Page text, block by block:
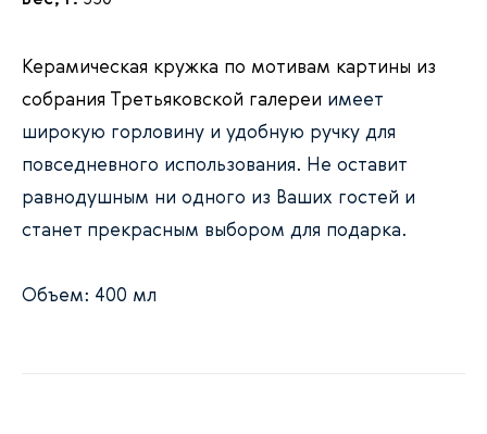
Керамическая кружка по мотивам картины из
собрания Третьяковской галереи имеет
широкую горловину и удобную ручку для
повседневного использования. Не оставит
равнодушным ни одного из Ваших гостей и
станет прекрасным выбором для подарка.
Объем: 400 мл